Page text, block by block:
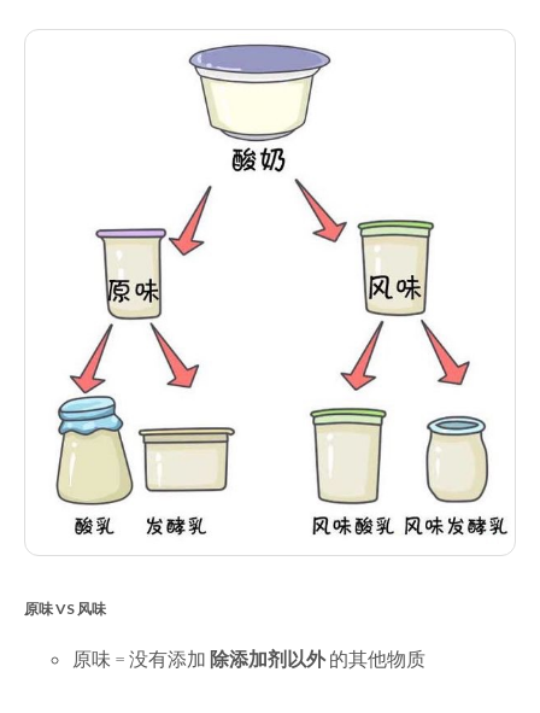
原味 VS 风味
原味 = 没有添加 除添加剂以外的其他物质